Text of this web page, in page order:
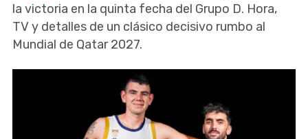
la victoria en la quinta fecha del Grupo D. Hora,
TV y detalles de un clásico decisivo rumbo al
Mundial de Qatar 2027.